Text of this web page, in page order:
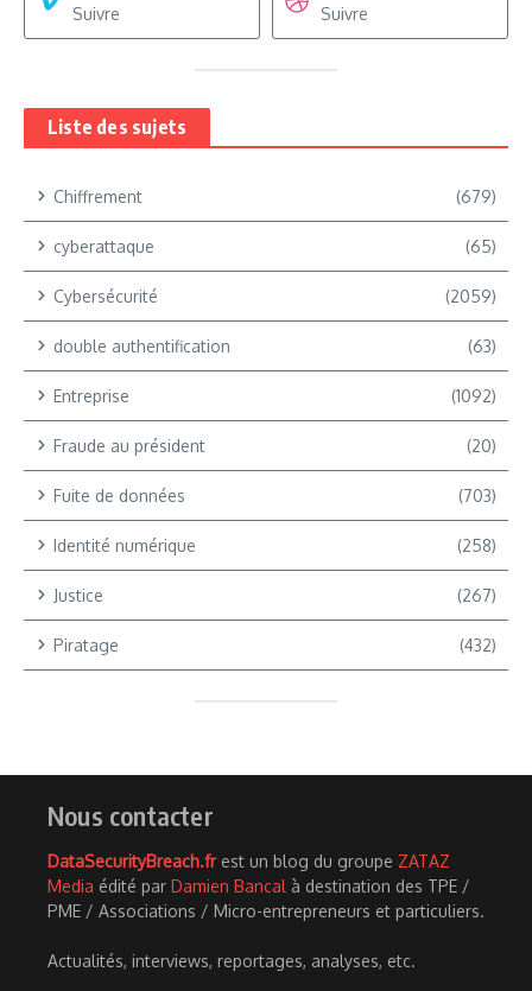
Suivre
Suivre
Liste des sujets
Chiffrement (679)
cyberattaque (65)
Cybersécurité (2059)
double authentification (63)
Entreprise (1092)
Fraude au président (20)
Fuite de données (703)
Identité numérique (258)
Justice (267)
Piratage (432)
Nous contacter
DataSecurityBreach.frest un blog du groupe ZATAZ
Media édité par Damien Bancal à destination des TPE /
PME / Associations / Micro-entrepreneurs et particuliers.
Actualités, interviews, reportages, analyses, etc.